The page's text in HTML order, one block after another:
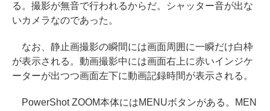
る。撮影が無音で行われるからだ。シャッター音が出な
いカメラなのであった。
なお、静止画撮影の瞬間には画面周囲に一瞬だけ白枠
が表示される。動画撮影中には画面右上に赤いインジケ
ーターが出つつ画面左下に動画記録時間が表示される。
PowerShot ZOOM本体にはMENUボタンがある。MEN